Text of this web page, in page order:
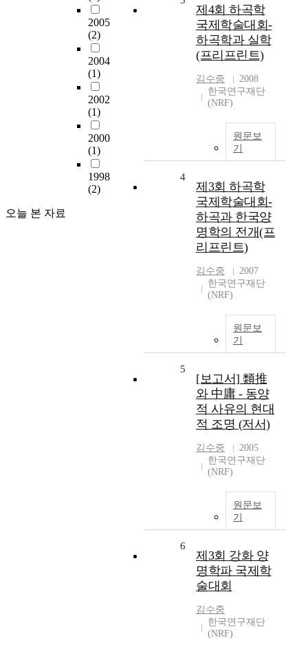
2005
(2)
2004
(1)
2002
(1)
2000
(1)
1998
(2)
오늘 본 자료
제4회 하곡학
국제학술대회-
하곡학과 실학
(프리프린트)
김수중
2008
한국연구재단
(NRF)
원문보
기
4
제3회 하곡학
국제학술대회-
하곡과 한국양
명학의 전개(프
리프린트)
김수중
2007
한국연구재단
(NRF)
원문보
기
5
[보고서] 類推
와 中庸 - 동양
적 사유의 현대
적 조명 (저서)
김수중
2005
한국연구재단
(NRF)
원문보
기
6
제3회 강화 양
명학파 국제학
술대회
김수중
한국연구재단
(NRF)